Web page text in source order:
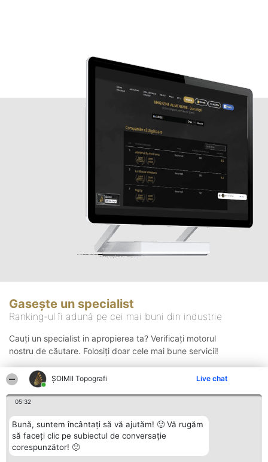
ȘOIMII Topografi Live chat
05:32
Bună, suntem încântați să vă ajutăm! 🙂 Vă rugăm
să faceți clic pe subiectul de conversație
corespunzător! 🙂
Gasește un specialist
Ranking-ul îi adună pe cei mai buni din industrie
Cauți un specialist in apropierea ta? Verificați motorul
nostru de căutare. Folosiți doar cele mai bune servicii!